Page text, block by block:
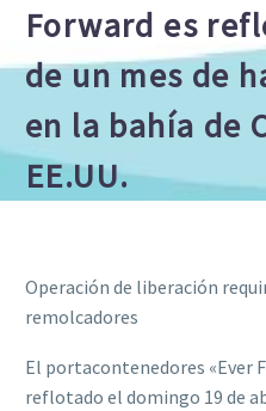
Forward es
de un mes de
en la bahía de
EE.UU.
Operación de liberación
remolcadores
El portacontenedores «Ever
reflotado el domingo 19 de